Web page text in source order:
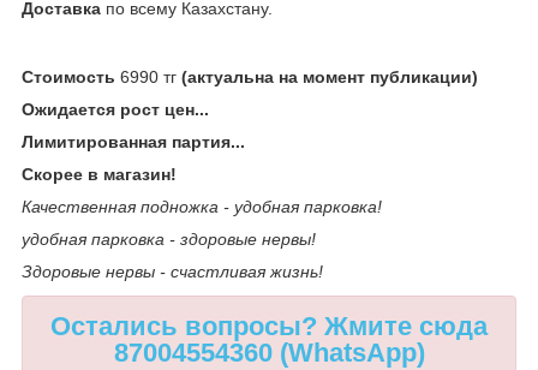
Доставка по всему Казахстану.
Стоимость 6990 тг (актуальна на момент публикации)
Ожидается рост цен...
Лимитированная партия...
Скорее в магазин!
Качественная подножка - удобная парковка!
удобная парковка - здоровые нервы!
Здоровые нервы - счастливая жизнь!
Остались вопросы? Жмите сюда
87004554360 (WhatsApp)